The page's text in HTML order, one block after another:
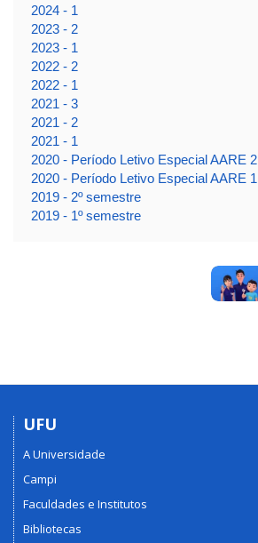
2024 - 1
2023 - 2
2023 - 1
2022 - 2
2022 - 1
2021 - 3
2021 - 2
2021 - 1
2020 - Período Letivo Especial AARE 2
2020 - Período Letivo Especial AARE 1
2019 - 2º semestre
2019 - 1º semestre
UFU
A Universidade
Campi
Faculdades e Institutos
Bibliotecas